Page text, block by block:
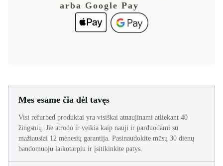
arba Google Pay
Mes esame čia dėl tavęs
Visi refurbed produktai yra visiškai atnaujinami atliekant 40
žingsnių. Jie atrodo ir veikia kaip nauji ir parduodami su
mažiausiai 12 mėnesių garantija. Pasinaudokite mūsų 30 dienų
bandomuoju laikotarpiu ir įsitikinkite patys.